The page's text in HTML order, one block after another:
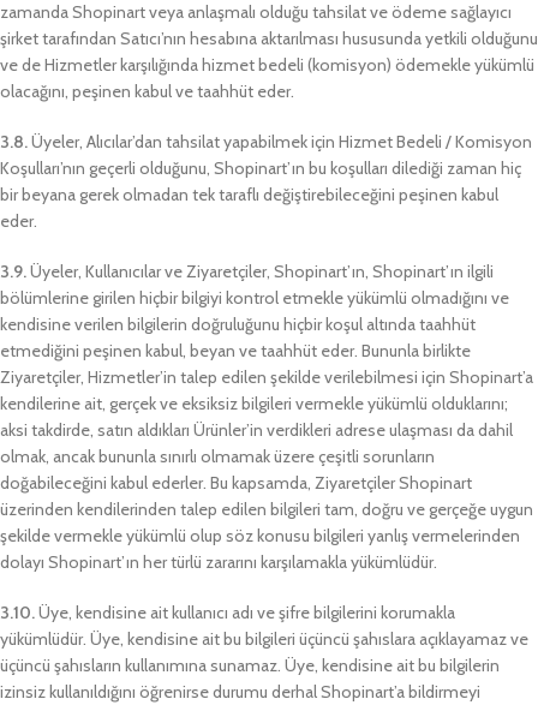
zamanda Shopinart veya anlaşmalı olduğu tahsilat ve ödeme sağlayıcı
şirket tarafından Satıcı’nın hesabına aktarılması hususunda yetkili olduğunu
ve de Hizmetler karşılığında hizmet bedeli (komisyon) ödemekle yükümlü
olacağını, peşinen kabul ve taahhüt eder.
3.8.Üyeler, Alıcılar’dan tahsilat yapabilmek için Hizmet Bedeli / Komisyon
Koşulları’nın geçerli olduğunu, Shopinart’ın bu koşulları dilediği zaman hiç
bir beyana gerek olmadan tek taraflı değiştirebileceğini peşinen kabul
eder.
3.9.Üyeler, Kullanıcılar ve Ziyaretçiler, Shopinart’ın, Shopinart’ın ilgili
bölümlerine girilen hiçbir bilgiyi kontrol etmekle yükümlü olmadığını ve
kendisine verilen bilgilerin doğruluğunu hiçbir koşul altında taahhüt
etmediğini peşinen kabul, beyan ve taahhüt eder. Bununla birlikte
Ziyaretçiler, Hizmetler’in talep edilen şekilde verilebilmesi için Shopinart’a
kendilerine ait, gerçek ve eksiksiz bilgileri vermekle yükümlü olduklarını;
aksi takdirde, satın aldıkları Ürünler’in verdikleri adrese ulaşması da dahil
olmak, ancak bununla sınırlı olmamak üzere çeşitli sorunların
doğabileceğini kabul ederler. Bu kapsamda, Ziyaretçiler Shopinart
üzerinden kendilerinden talep edilen bilgileri tam, doğru ve gerçeğe uygun
şekilde vermekle yükümlü olup söz konusu bilgileri yanlış vermelerinden
dolayı Shopinart’ın her türlü zararını karşılamakla yükümlüdür.
3.10.Üye, kendisine ait kullanıcı adı ve şifre bilgilerini korumakla
yükümlüdür. Üye, kendisine ait bu bilgileri üçüncü şahıslara açıklayamaz ve
üçüncü şahısların kullanımına sunamaz. Üye, kendisine ait bu bilgilerin
izinsiz kullanıldığını öğrenirse durumu derhal Shopinart’a bildirmeyi